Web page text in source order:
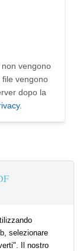
non vengono
file vengono
dopo la
.
selezionare
Il nostro